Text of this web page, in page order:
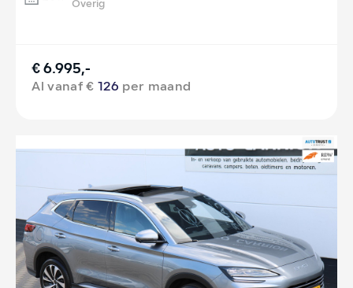
Overig
€ 6.995,-
Al vanaf €126 per maand